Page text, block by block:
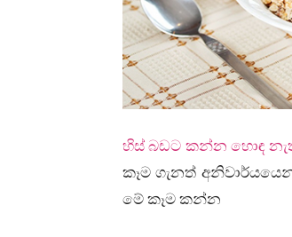
හිස් බඩට කන්න හොඳ
කෑම ගැනත්
මේ කෑම කන්න